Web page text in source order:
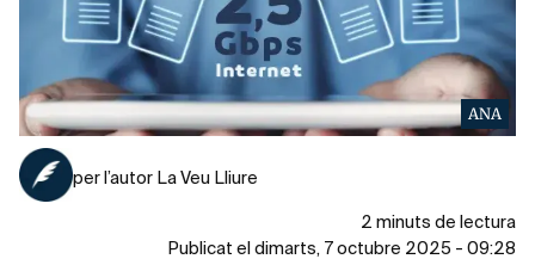
ANA
per l’autor La Veu Lliure
2 minuts de lectura
Publicat el dimarts, 7 octubre 2025 - 09:28